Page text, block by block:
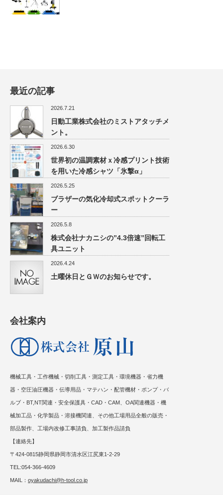
最近の記事
2026.7.21
日動工業株式会社のミストアタッチメ
ント。
2026.6.30
世界初の温調素材ｘ冷感プリント技術
を用いた冷感シャツ「氷撃α」
2026.5.25
ブラザーの気化冷却式スポットクーラ
ー
2026.5.8
株式会社ナカニシの”4.3倍速”回転工
具ユニット
2026.4.24
土曜休日とＧＷのお知らせです。
会社案内
機械工具・工作機械・切削工具・測定工具・環境機器・省力機
器・空圧油圧機器・伝導用品・マテハン・配管機材・ポンプ・バ
ルブ・BT,NT関連・安全保護具・CAD・CAM、OA関連機器・機
械加工品・化学製品・溶接機関連、その他工場用品全般の販売・
部品製作、工場内改修工事請負、加工製作品請負
【連絡先】
〒424-0815静岡県静岡市清水区江尻東1-2-29
TEL:054-366-4609
MAIL： oyakudachi@h-tool.co.jp